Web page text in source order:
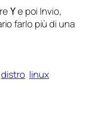
Ye poi Invio,
farlo più di una
distro linux